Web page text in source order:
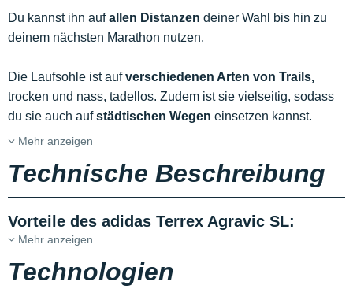
Du kannst ihn aufallen Distanzen deiner Wahl bis hin zu
deinem nächsten Marathon nutzen.
Die Laufsohle ist aufverschiedenen Arten von Trails,
trocken und nass, tadellos. Zudem ist sie vielseitig, sodass
du sie auch aufstädtischen Wegen einsetzen kannst.
Mehr anzeigen
Technische Beschreibung
Vorteile des adidas Terrex Agravic SL:
Mehr anzeigen
Technologien